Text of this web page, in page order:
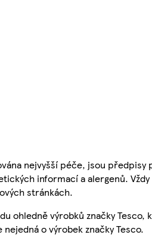
nejvyšší péče, jsou
informací a alergenů.
stránkách.
ohledně výrobků značky
o výrobek značky Tesco.